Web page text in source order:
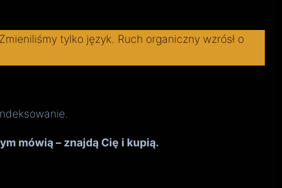
tylko język. Ruch organiczny wzrósł o
mówią – znajdą Cię i kupią.